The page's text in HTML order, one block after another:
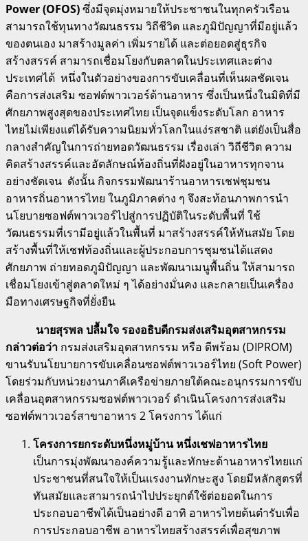
Power (OFOS)ซึ่งมีจุดมุ่งหมายให้ประชาชนในทุกครัวเรือน
สามารถใช้ทุนทางวัฒนธรรม วิถีชีวิต และภูมิปัญญาที่มีอยู่แล้ว
ของตนเอง มาสร้างมูลค่า เพิ่มรายได้ และต่อยอดสู่ธุรกิจ
สร้างสรรค์ สามารถเชื่อมโยงกับตลาดในประเทศและต่าง
ประเทศได้ หนึ่งในตัวอย่างของการขับเคลื่อนที่เห็นผลชัดเจน
คือการส่งเสริม ซอฟต์พาวเวอร์ด้านอาหาร ซึ่งเป็นหนึ่งในมิติที่มี
ศักยภาพสูงสุดของประเทศไทย เป็นจุดแข็งระดับโลก อาหาร
ไทยไม่เพียงแต่ได้รับความนิยมทั่วโลกในแง่รสชาติ แต่ยังเป็นสื่อ
กลางสำคัญในการถ่ายทอดวัฒนธรรม เรื่องเล่า วิถีชีวิต ความ
คิดสร้างสรรค์และอัตลักษณ์ท้องถิ่นที่ฝังอยู่ในอาหารทุกจาน
อย่างชัดเจน ดังนั้น กิจกรรมพัฒนาร้านอาหารเชฟชุมชน
อาหารถิ่นอาหารไทย ในภูมิภาคต่าง ๆ จึงสะท้อนภาพการนำ
นโยบายซอฟต์พาวเวอร์ไปสู่การปฏิบัติในระดับพื้นที่ ใช้
วัฒนธรรมที่เรามีอยู่แล้วในพื้นที่ มาสร้างสรรค์ให้ทันสมัย โดย
สร้างพื้นที่ให้เชฟท้องถิ่นและผู้ประกอบการชุมชนได้แสดง
ศักยภาพ ถ่ายทอดภูมิปัญญา และพัฒนาเมนูพื้นถิ่น ให้สามารถ
เชื่อมโยงเข้าสู่ตลาดใหม่ ๆ ได้อย่างมั่นคง และกลายเป็นเครื่อง
มือทางเศรษฐกิจที่ยั่งยืน
นายสุรพล ปลื้มใจ รองอธิบดีกรมส่งเสริมอุตสาหกรรม
กล่าวต่อว่า กรมส่งเสริมอุตสาหกรรม หรือ ดีพร้อม (DIPROM)
ขานรับนโยบายการขับเคลื่อนซอฟต์พาวเวอร์ไทย (Soft Power)
โดยร่วมกับหน่วยงานภาคีเครือข่ายภายใต้คณะอนุกรรมการขับ
เคลื่อนอุตสาหกรรมซอฟต์พาวเวอร์ ดำเนินโครงการส่งเสริม
ซอฟต์พาวเวอร์สาขาอาหาร 2 โครงการ ได้แก่
โครงการยกระดับหนึ่งหมู่บ้าน หนึ่งเชฟอาหารไทย
เป็นการมุ่งพัฒนาองค์ความรู้และทักษะด้านอาหารไทยแก่
ประชาชนที่สนใจให้เป็นแรงงานทักษะสูง โดยมีหลักสูตรที่
ทันสมัยและสามารถนำไปประยุกต์ใช้ต่อยอดในการ
ประกอบอาชีพได้เป็นอย่างดี อาทิ อาหารไทยต้นตำรับเพื่อ
การประกอบอาชีพ อาหารไทยสร้างสรรค์เพื่อสุขภาพ